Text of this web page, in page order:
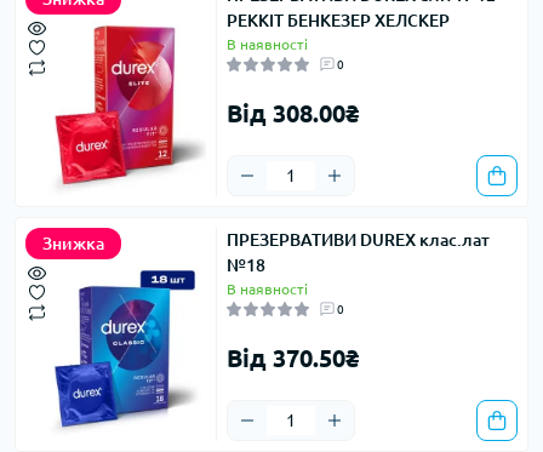
РЕККІТ БЕНКЕЗЕР ХЕЛСКЕР
В наявності
0
Від 308.00₴
Знижка
ПРЕЗЕРВАТИВИ DUREX клас.лат
№18
В наявності
0
Від 370.50₴